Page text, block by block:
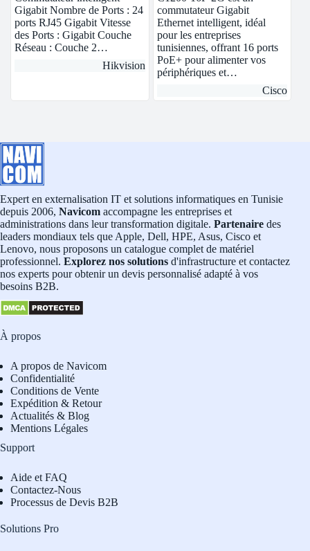
Gigabit Nombre de Ports : 24
ports RJ45 Gigabit Vitesse
des Ports : Gigabit Couche
Réseau : Couche 2…
Hikvision
commutateur Gigabit
Ethernet intelligent, idéal
pour les entreprises
tunisiennes, offrant 16 ports
PoE+ pour alimenter vos
périphériques et…
Cisco
Expert en externalisation IT et solutions informatiques en Tunisie
depuis 2006, Navicom accompagne les entreprises et
administrations dans leur transformation digitale. Partenaire des
leaders mondiaux tels que Apple, Dell, HPE, Asus, Cisco et
Lenovo, nous proposons un catalogue complet de matériel
professionnel. Explorez nos solutions d'infrastructure et contactez
nos experts pour obtenir un devis personnalisé adapté à vos
besoins B2B.
À propos
A propos de Navicom
Confidentialité
Conditions de Vente
Expédition & Retour
Actualités & Blog
Mentions Légales
Support
Aide et FAQ
Contactez-Nous
Processus de Devis B2B
Solutions Pro